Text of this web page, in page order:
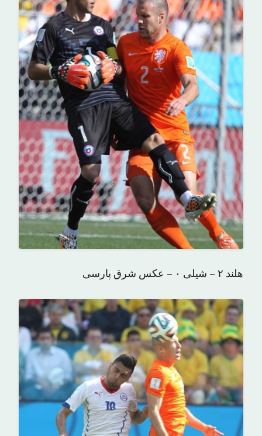
هلند ۲ – شیلی ۰ – عکس شرق پارسی